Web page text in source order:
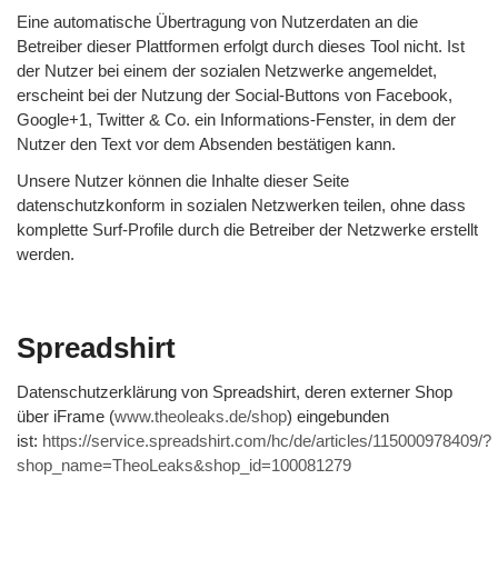
Eine automatische Übertragung von Nutzerdaten an die
Betreiber dieser Plattformen erfolgt durch dieses Tool nicht. Ist
der Nutzer bei einem der sozialen Netzwerke angemeldet,
erscheint bei der Nutzung der Social-Buttons von Facebook,
Google+1, Twitter & Co. ein Informations-Fenster, in dem der
Nutzer den Text vor dem Absenden bestätigen kann.
Unsere Nutzer können die Inhalte dieser Seite
datenschutzkonform in sozialen Netzwerken teilen, ohne dass
komplette Surf-Profile durch die Betreiber der Netzwerke erstellt
werden.
Spreadshirt
Datenschutzerklärung von Spreadshirt, deren externer Shop
über iFrame (www.theoleaks.de/shop) eingebunden
ist: https://service.spreadshirt.com/hc/de/articles/115000978409/?
shop_name=TheoLeaks&shop_id=100081279